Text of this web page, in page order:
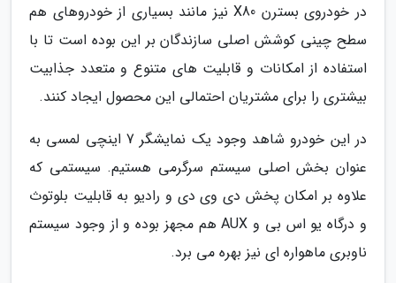
در خودروی بسترن X80 نیز مانند بسیاری از خودروهای هم
سطح چینی کوشش اصلی سازندگان بر این بوده است تا با
استفاده از امکانات و قابلیت های متنوع و متعدد جذابیت
بیشتری را برای مشتریان احتمالی این محصول ایجاد کنند.
در این خودرو شاهد وجود یک نمایشگر 7 اینچی لمسی به
عنوان بخش اصلی سیستم سرگرمی هستیم. سیستمی که
علاوه بر امکان پخش دی وی دی و رادیو به قابلیت بلوتوث
و درگاه یو اس بی و AUX هم مجهز بوده و از وجود سیستم
ناوبری ماهواره ای نیز بهره می برد.